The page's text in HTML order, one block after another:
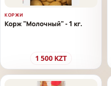
КОРЖИ
Корж "Молочный" - 1 кг.
1 500 KZT